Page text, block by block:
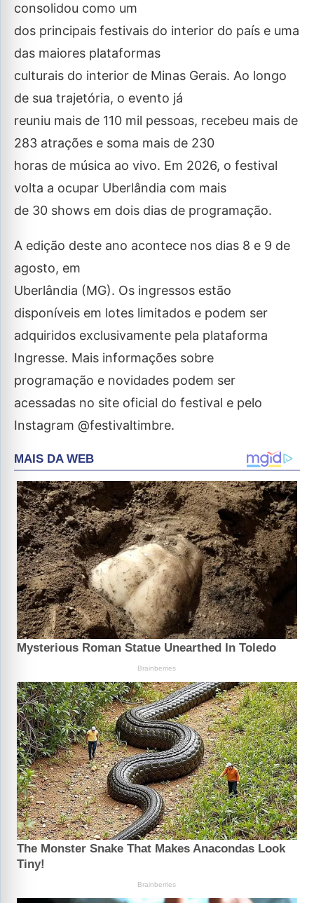
consolidou como um
dos principais festivais do interior do país e uma
das maiores plataformas
culturais do interior de Minas Gerais. Ao longo
de sua trajetória, o evento já
reuniu mais de 110 mil pessoas, recebeu mais de
283 atrações e soma mais de 230
horas de música ao vivo. Em 2026, o festival
volta a ocupar Uberlândia com mais
de 30 shows em dois dias de programação.
A edição deste ano acontece nos dias 8 e 9 de
agosto, em
Uberlândia (MG). Os ingressos estão
disponíveis em lotes limitados e podem ser
adquiridos exclusivamente pela plataforma
Ingresse. Mais informações sobre
programação e novidades podem ser
acessadas no site oficial do festival e pelo
Instagram @festivaltimbre.